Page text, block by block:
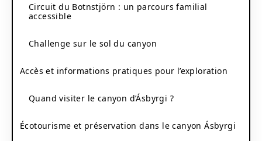
Circuit du Botnstjörn : un parcours familial
accessible
Challenge sur le sol du canyon
Accès et informations pratiques pour l’exploration
Quand visiter le canyon d’Ásbyrgi ?
Écotourisme et préservation dans le canyon Ásbyrgi